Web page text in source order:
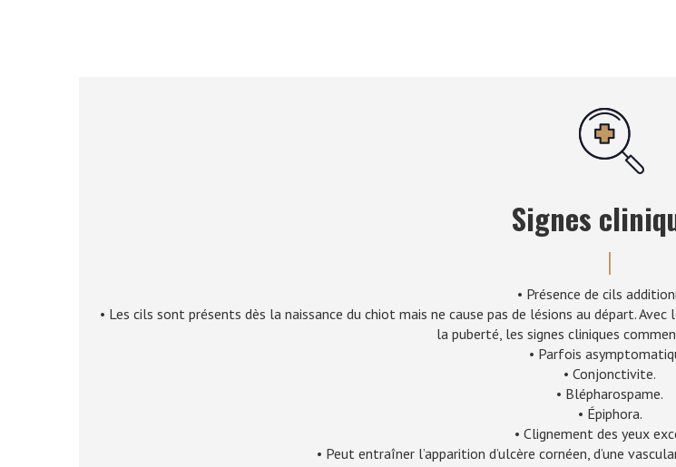
Signes
• Présence de cils
• Les cils sont présents dès la naissance du chiot mais ne cause pas de lésions au départ.
la puberté, les signes cliniques
• Parfois
• Conjonctivite.
• Blépharospame.
• Épiphora.
• Clignement des yeux
• Peut entraîner l’apparition d’ulcère cornéen, d’une